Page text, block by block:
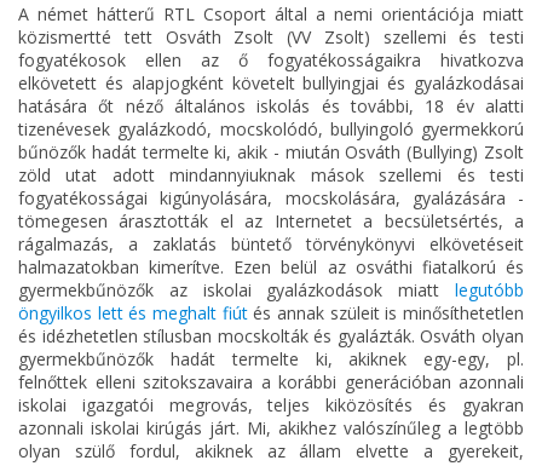
A német hátterű RTL Csoport által a nemi orientációja miatt
közismertté tett Osváth Zsolt (VV Zsolt) szellemi és testi
fogyatékosok ellen az ő fogyatékosságaikra hivatkozva
elkövetett és alapjogként követelt bullyingjai és gyalázkodásai
hatására őt néző általános iskolás és további, 18 év alatti
tizenévesek gyalázkodó, mocskolódó, bullyingoló gyermekkorú
bűnözők hadát termelte ki, akik - miután Osváth (Bullying) Zsolt
zöld utat adott mindannyiuknak mások szellemi és testi
fogyatékosságai kigúnyolására, mocskolására, gyalázására -
tömegesen árasztották el az Internetet a becsületsértés, a
rágalmazás, a zaklatás büntető törvénykönyvi elkövetéseit
halmazatokban kimerítve. Ezen belül az osváthi fiatalkorú és
gyermekbűnözők az iskolai gyalázkodások miatt legutóbb
öngyilkos lett és meghalt fiútés annak szüleit is minősíthetetlen
és idézhetetlen stílusban mocskolták és gyalázták. Osváth olyan
gyermekbűnözők hadát termelte ki, akiknek egy-egy, pl.
felnőttek elleni szitokszavaira a korábbi generációban azonnali
iskolai igazgatói megrovás, teljes kiközösítés és gyakran
azonnali iskolai kirúgás járt. Mi, akikhez valószínűleg a legtöbb
olyan szülő fordul, akiknek az állam elvette a gyerekeit,